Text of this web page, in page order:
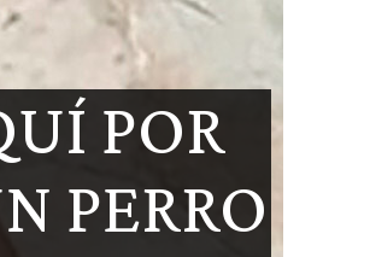
POR
PERRO